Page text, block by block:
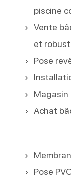
piscine
Vente
et
Pose
Magasin
Achat
Pose